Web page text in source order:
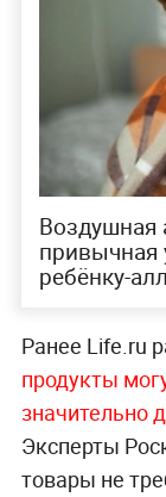
Воздушная
привычная
ребёнку-
Ранее Life.ru
продукты
значительно
Эксперты
товары не